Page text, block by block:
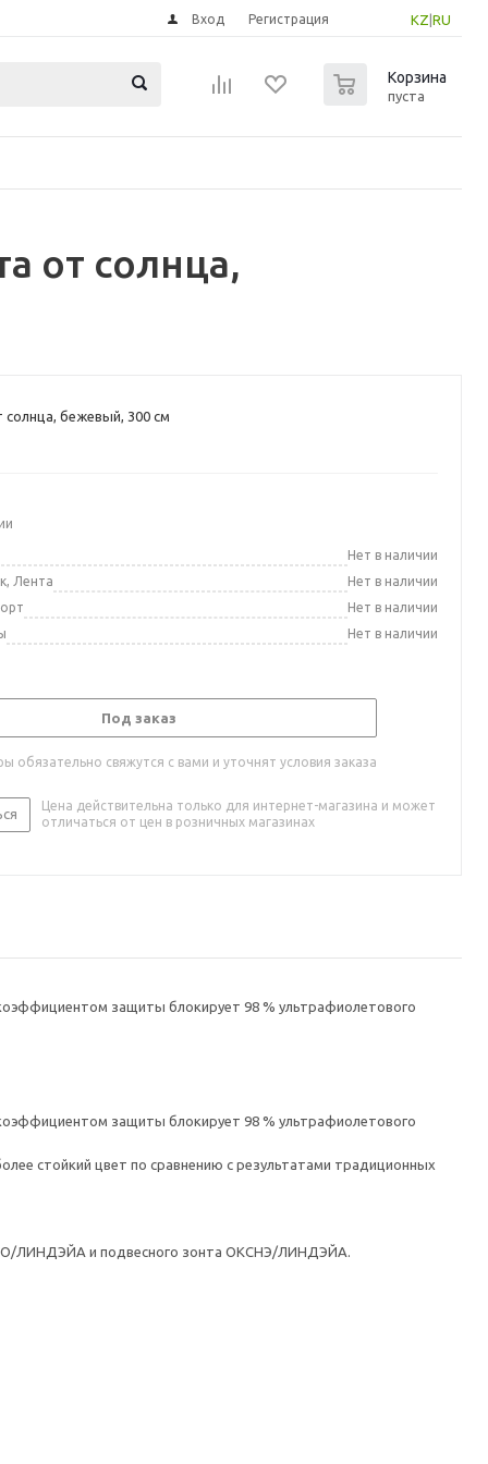
KZ RU
Вход Регистрация
Корзина
пуста
от солнца,
солнца, бежевый, 300 см
Нет в наличии
Лента
Нет в наличии
Нет в наличии
Нет в наличии
Под заказ
обязательно свяжутся с вами и уточнят условия заказа
Цена действительна только для интернет-магазина и может
отличаться от цен в розничных магазинах
защиты блокирует 98 % ультрафиолетового
защиты блокирует 98 % ультрафиолетового
стойкий цвет по сравнению с результатами традиционных
ЛИНДЭЙА и подвесного зонта ОКСНЭ/ЛИНДЭЙА.